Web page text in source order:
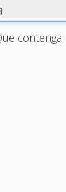
contenga